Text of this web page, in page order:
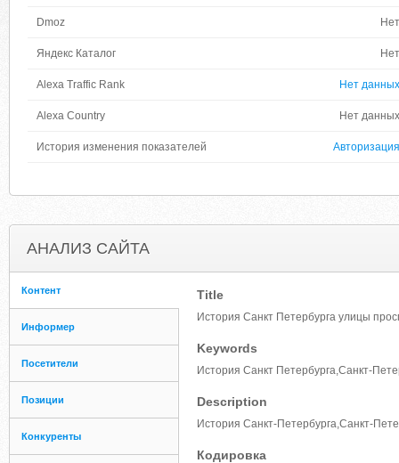
Dmoz Нет
Яндекс Каталог Нет
Alexa Traffic Rank Нет данных
Alexa Country Нет данных
История изменения показателей Авторизация
АНАЛИЗ САЙТА
Контент
Информер
Посетители
Позиции
Конкуренты
Title
История Санкт Петербурга улицы
Keywords
История Санкт Петербурга,Санкт-
Description
История Санкт-Петербурга,Санкт-
Кодировка